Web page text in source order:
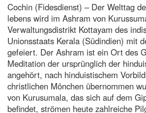
Cochin (Fidesdienst) – Der Welttag
lebens wird im Ashram von
Verwaltungsdistrikt Kottayam des
Unionsstaats Kerala (Südindien) mit
gefeiert. Der Ashram ist ein Ort des
Meditation der ursprünglich der
angehört, nach hinduistischem
christlichen Mönchen übernommen
von Kurusumala, das sich auf dem
befindet, strömen heute zahlreiche